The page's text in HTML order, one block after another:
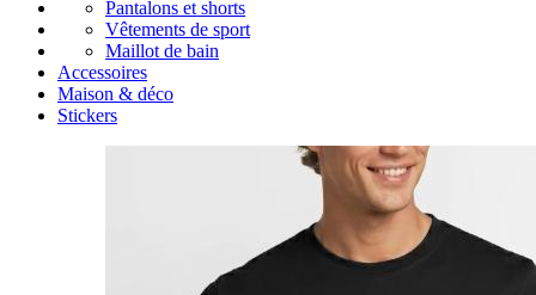
Pantalons et shorts
Vêtements de sport
Maillot de bain
Accessoires
Maison & déco
Stickers